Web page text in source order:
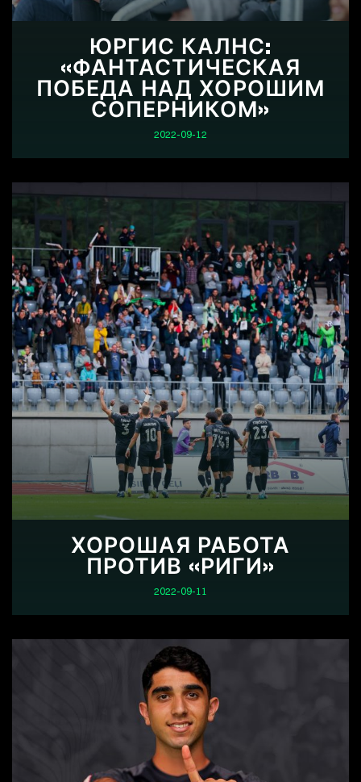
ЮРГИС КАЛНС:
«ФАНТАСТИЧЕСКАЯ
ПОБЕДА НАД ХОРОШИМ
СОПЕРНИКОМ»
2022-09-12
ХОРОШАЯ РАБОТА
ПРОТИВ «РИГИ»
2022-09-11